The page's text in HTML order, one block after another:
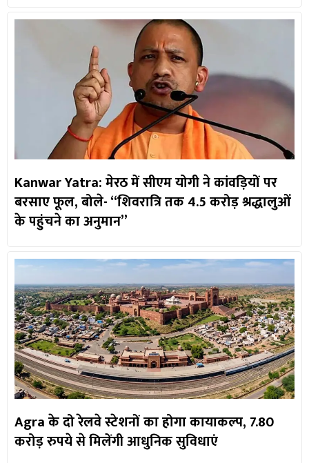
Kanwar Yatra: मेरठ में सीएम योगी ने कांवड़ियों पर
बरसाए फूल, बोले- “शिवरात्रि तक 4.5 करोड़ श्रद्धालुओं
के पहुंचने का अनुमान”
Agra के दो रेलवे स्टेशनों का होगा कायाकल्प, 7.80
करोड़ रुपये से मिलेंगी आधुनिक सुविधाएं